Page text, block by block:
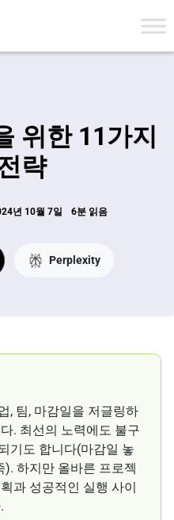
위한 11가지
략
년 10월 7일 6분 읽음
Perplexity
, 팀, 마감일을 저글링하
. 최선의 노력에도 불구
기도 합니다(마감일 놓
). 하지만 올바른 프로젝
과 성공적인 실행 사이